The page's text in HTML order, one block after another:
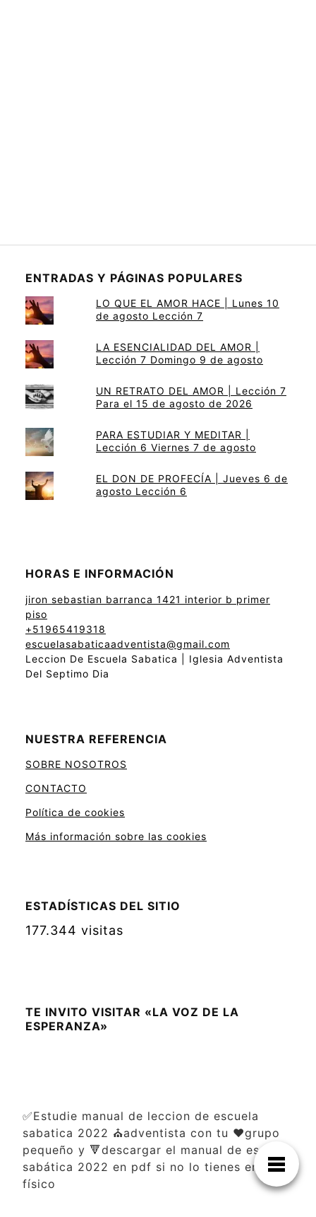
ENTRADAS Y PÁGINAS POPULARES
LO QUE EL AMOR HACE | Lunes 10
de agosto Lección 7
LA ESENCIALIDAD DEL AMOR |
Lección 7 Domingo 9 de agosto
UN RETRATO DEL AMOR | Lección 7
Para el 15 de agosto de 2026
PARA ESTUDIAR Y MEDITAR |
Lección 6 Viernes 7 de agosto
EL DON DE PROFECÍA | Jueves 6 de
agosto Lección 6
HORAS E INFORMACIÓN
jiron sebastian barranca 1421 interior b primer
piso
+51965419318
escuelasabaticaadventista@gmail.com
Leccion De Escuela Sabatica | Iglesia Adventista
Del Septimo Dia
NUESTRA REFERENCIA
SOBRE NOSOTROS
CONTACTO
Política de cookies
Más información sobre las cookies
ESTADÍSTICAS DEL SITIO
177.344 visitas
TE INVITO VISITAR «LA VOZ DE LA
ESPERANZA»
✅Estudie manual de leccion de escuela
sabatica 2022 ⛪adventista con tu ❤️grupo
pequeño y 🔻descargar el manual de escuela
sabática 2022 en pdf si no lo tienes en
físico